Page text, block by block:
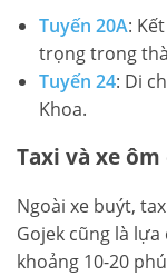
Tuyến 20A:
trọng trong
Tuyến 24: Di
Khoa.
Taxi và xe ôm
Ngoài xe buýt,
Gojek cũng là
khoảng 10-20